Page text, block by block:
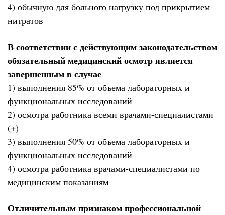
4) обычную для больного нагрузку под прикрытием
нитратов
В соответствии с действующим законодательством
обязательный медицинский осмотр является
завершенным в случае
1) выполнения 85% от объема лабораторных и
функциональных исследований
2) осмотра работника всеми врачами-специалистами
(+)
3) выполнения 50% от объема лабораторных и
функциональных исследований
4) осмотра работника врачами-специалистами по
медицинским показаниям
Отличительным признаком профессиональной